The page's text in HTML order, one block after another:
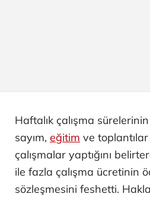
Haftalık çalışma sürelerinin
sayım, eğitim ve
çalışmalar yaptığını
ile fazla çalışma ücretinin
sözleşmesini feshetti.